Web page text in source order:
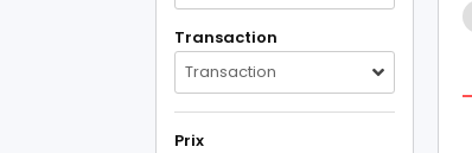
Transaction
Transaction
Prix